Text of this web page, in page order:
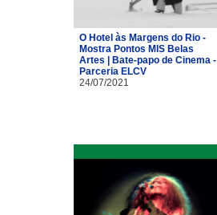
O Hotel às Margens do Rio -
Mostra Pontos MIS Belas
Artes | Bate-papo de Cinema -
Parceria ELCV
24/07/2021